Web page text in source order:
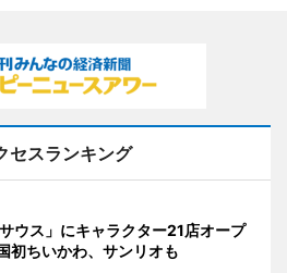
セスランキング
サウス」にキャラクター21店オープ
ちいかわ、サンリオも